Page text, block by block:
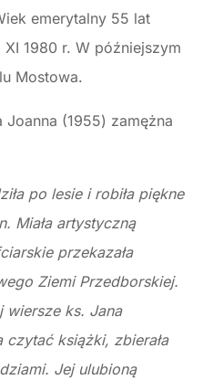
emerytalny 55 lat
1980 r. W późniejszym
Mostowa.
(1955) zamężna
po lesie i robiła piękne
Miała artystyczną
przekazała
Ziemi Przedborskiej.
wiersze ks. Jana
czytać książki, zbierała
Jej ulubioną